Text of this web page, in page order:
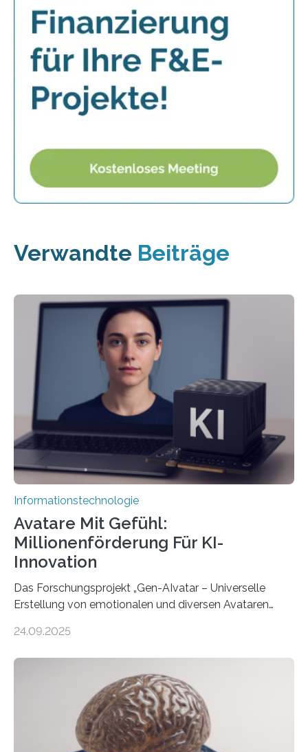
Verwandte Beiträge
Informationstechnologie
Avatare Mit Gefühl:
Millionenförderung Für KI-
Innovation
Das Forschungsprojekt „Gen-AIvatar – Universelle
Erstellung von emotionalen und diversen Avataren
Förderung in Höhe von rund 2 Millionen Euro. Dabei
der Universität Bonn und der TH Köln gemeinsam mit
der MindPort GmbH eine neuartige, KI-gestützte
Lösung zur Erzeugung von Emotionen für realistische
Avatare. Gen-AIvatar entwickelt innovative und
kosteneffiziente Methoden, um lebensechte Avatare zu
24.09.2025